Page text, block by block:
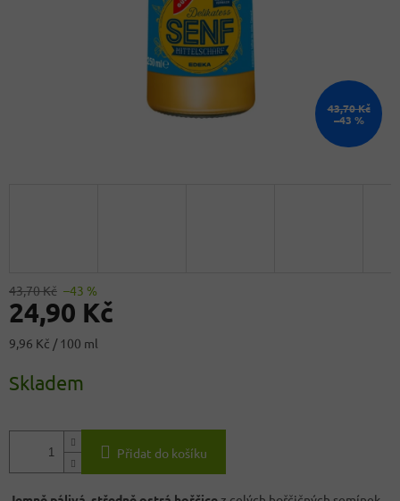
43,70 Kč
–43 %
43,70 Kč –43 %
24,90 Kč
Měrná
9,96 Kč / 100 ml
Skladem
Přidat do košíku